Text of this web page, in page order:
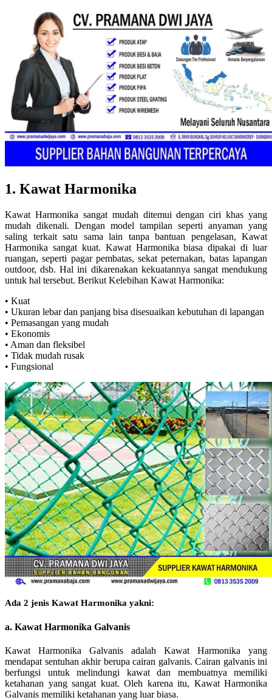
1. Kawat Harmonika
Kawat Harmonika sangat mudah ditemui dengan ciri khas yang
mudah dikenali. Dengan model tampilan seperti anyaman yang
saling terkait satu sama lain tanpa bantuan pengelasan, Kawat
Harmonika sangat kuat. Kawat Harmonika biasa dipakai di luar
ruangan, seperti pagar pembatas, sekat peternakan, batas lapangan
outdoor, dsb. Hal ini dikarenakan kekuatannya sangat mendukung
untuk hal tersebut. Berikut Kelebihan Kawat Harmonika:
• Kuat
• Ukuran lebar dan panjang bisa disesuaikan kebutuhan di lapangan
• Pemasangan yang mudah
• Ekonomis
• Aman dan fleksibel
• Tidak mudah rusak
• Fungsional
Ada 2 jenis Kawat Harmonika yakni:
a. Kawat Harmonika Galvanis
Kawat Harmonika Galvanis adalah Kawat Harmonika yang
mendapat sentuhan akhir berupa cairan galvanis. Cairan galvanis ini
berfungsi untuk melindungi kawat dan membuatnya memiliki
ketahanan yang sangat kuat. Oleh karena itu, Kawat Harmonika
Galvanis memiliki ketahanan yang luar biasa.